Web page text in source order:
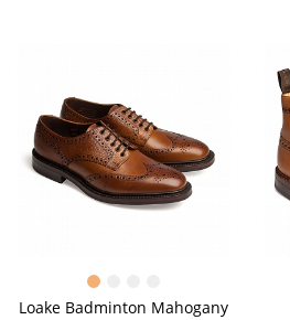
Loake Badminton Mahogany